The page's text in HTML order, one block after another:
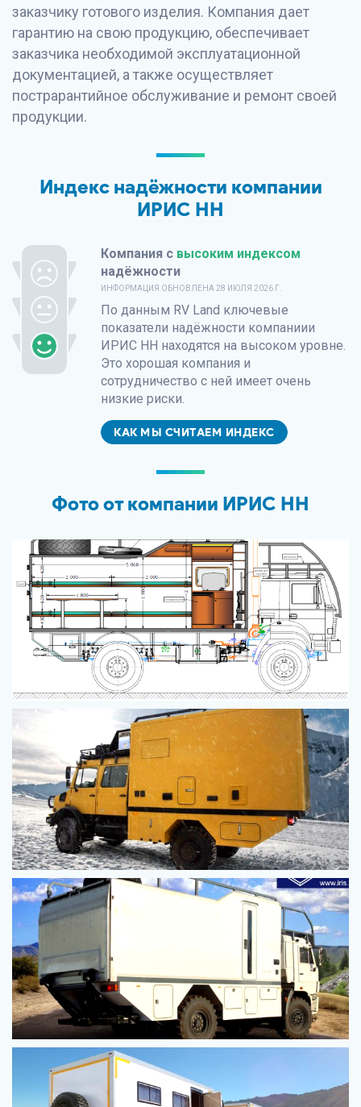
заказчику готового изделия. Компания дает
гарантию на свою продукцию, обеспечивает
заказчика необходимой эксплуатационной
документацией, а также осуществляет
пострарантийное обслуживание и ремонт своей
продукции.
Индекс надёжности компании
ИРИС НН
Компания с высоким индексом
надёжности
ИНФОРМАЦИЯ ОБНОВЛЕНА 28 ИЮЛЯ 2026 Г.
По данным RV Land ключевые
показатели надёжности компаниии
ИРИС НН находятся на высоком уровне.
Это хорошая компания и
сотрудничество с ней имеет очень
низкие риски.
КАК МЫ СЧИТАЕМ ИНДЕКС
Фото от компании ИРИС НН